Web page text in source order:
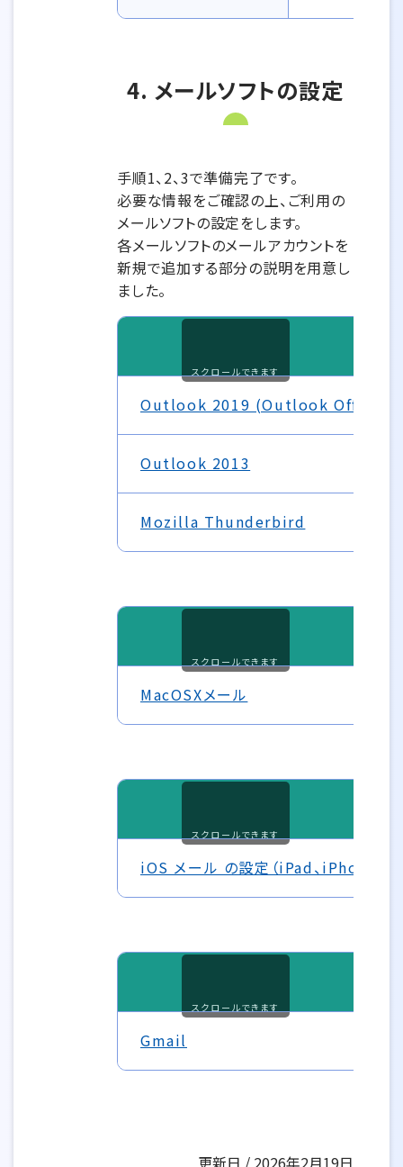
4. メールソフトの設定
手順1、2、3で準備完了です。
必要な情報をご確認の上、ご利用の
メールソフトの設定をします。
各メールソフトのメールアカウントを
新規で追加する部分の説明を用意し
ました。
Outlook 2019 (Outlook Office
Outlook 2013
Mozilla Thunderbird
スクロールできます
MacOSXメール
スクロールできます
iOS メール の設定（iPad、iPhone、
スクロールできます
Gmail
スクロールできます
更新日 / 2026年2月19日